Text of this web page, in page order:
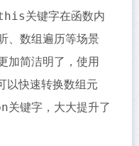
关键字在函数内
、数组遍历等场景
加简洁明了，使用
以快速转换数组元
关键字，大大提升了